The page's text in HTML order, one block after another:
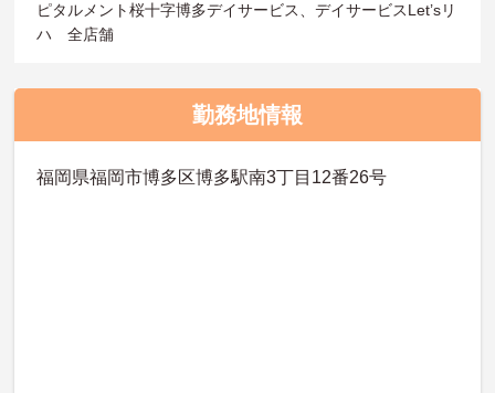
ピタルメント桜十字博多デイサービス、デイサービスLet’sリ
ハ 全店舗
勤務地情報
福岡県福岡市博多区博多駅南3丁目12番26号